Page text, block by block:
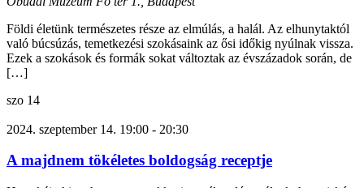
Földi életünk természetes része az elmúlás, a halál. Az elhunytaktól
való búcsúzás, temetkezési szokásaink az ősi időkig nyúlnak vissza.
Ezek a szokások és formák sokat változtak az évszázadok során, de
[…]
szo 14
2024. szeptember 14. 19:00 - 20:30
A majdnem tökéletes boldogság receptje